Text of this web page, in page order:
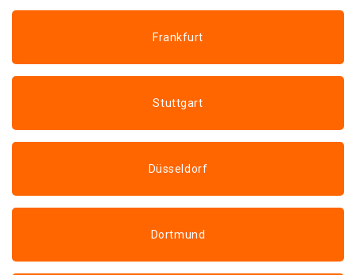
Frankfurt
Stuttgart
Düsseldorf
Dortmund